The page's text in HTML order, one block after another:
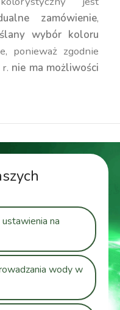
zamówienie,
wybór koloru
ponieważ zgodnie
nie ma możliwości
na
wody w